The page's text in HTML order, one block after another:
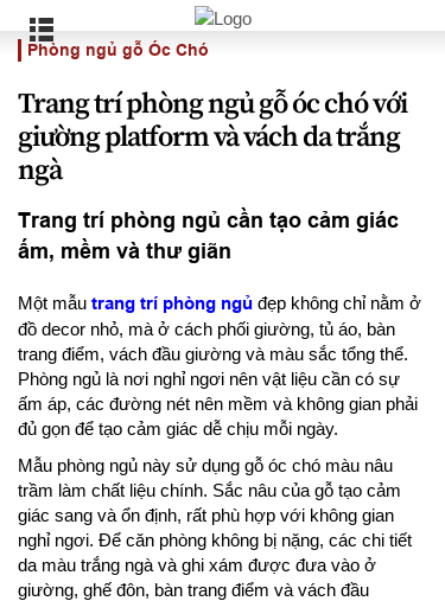
Phòng ngủ gỗ Óc Chó
Trang trí phòng ngủ gỗ óc chó với
giường platform và vách da trắng
ngà
Trang trí phòng ngủ cần tạo cảm giác
ấm, mềm và thư giãn
Một mẫu trang trí phòng ngủ đẹp không chỉ nằm ở
đồ decor nhỏ, mà ở cách phối giường, tủ áo, bàn
trang điểm, vách đầu giường và màu sắc tổng thể.
Phòng ngủ là nơi nghỉ ngơi nên vật liệu cần có sự
ấm áp, các đường nét nên mềm và không gian phải
đủ gọn để tạo cảm giác dễ chịu mỗi ngày.
Mẫu phòng ngủ này sử dụng gỗ óc chó màu nâu
trầm làm chất liệu chính. Sắc nâu của gỗ tạo cảm
giác sang và ổn định, rất phù hợp với không gian
nghỉ ngơi. Để căn phòng không bị nặng, các chi tiết
da màu trắng ngà và ghi xám được đưa vào ở
giường, ghế đôn, bàn trang điểm và vách đầu